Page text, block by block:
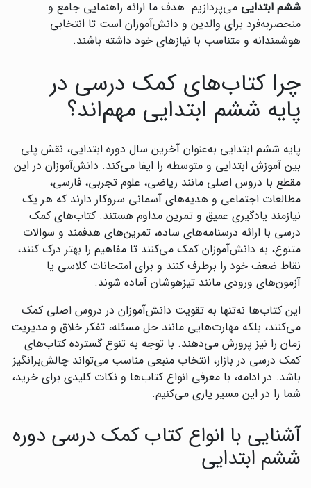
ششم ابتدایی می‌پردازیم. هدف ما ارائه راهنمایی جامع و
منحصربه‌فرد برای والدین و دانش‌آموزان است تا انتخابی
هوشمندانه و متناسب با نیازهای خود داشته باشند.
چرا کتاب‌های کمک درسی در
پایه ششم ابتدایی مهم‌اند؟
پایه ششم ابتدایی به‌عنوان آخرین سال دوره ابتدایی، نقش پلی
بین آموزش ابتدایی و متوسطه را ایفا می‌کند. دانش‌آموزان در این
مقطع با دروس اصلی مانند ریاضی، علوم تجربی، فارسی،
مطالعات اجتماعی و هدیه‌های آسمانی سروکار دارند که هر یک
نیازمند یادگیری عمیق و تمرین مداوم هستند. کتاب‌های کمک
درسی با ارائه درسنامه‌های ساده، تمرین‌های هدفمند و سوالات
متنوع، به دانش‌آموزان کمک می‌کنند تا مفاهیم را بهتر درک کنند،
نقاط ضعف خود را برطرف کنند و برای امتحانات کلاسی یا
آزمون‌های ورودی مانند تیزهوشان آماده شوند.
این کتاب‌ها نه‌تنها به تقویت دانش‌آموزان در دروس اصلی کمک
می‌کنند، بلکه مهارت‌هایی مانند حل مسئله، تفکر خلاق و مدیریت
زمان را نیز پرورش می‌دهند. با توجه به تنوع گسترده کتاب‌های
کمک درسی در بازار، انتخاب منبعی مناسب می‌تواند چالش‌برانگیز
باشد. در ادامه، با معرفی انواع کتاب‌ها و نکات کلیدی برای خرید،
شما را در این مسیر یاری می‌کنیم.
آشنایی با انواع کتاب کمک درسی دوره
ششم ابتدایی